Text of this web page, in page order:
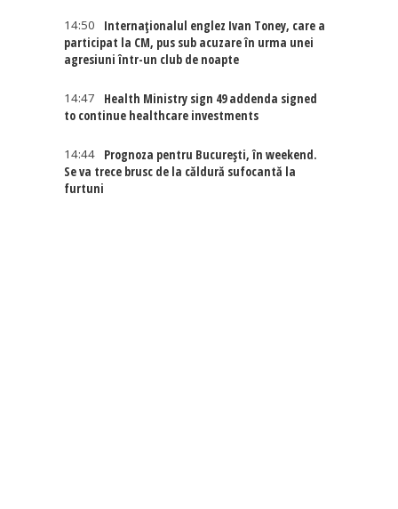
14:50
Internaţionalul englez Ivan Toney, care a
participat la CM, pus sub acuzare în urma unei
agresiuni într-un club de noapte
14:47
Health Ministry sign 49 addenda signed
to continue healthcare investments
14:44
Prognoza pentru București, în weekend.
Se va trece brusc de la căldură sufocantă la
furtuni